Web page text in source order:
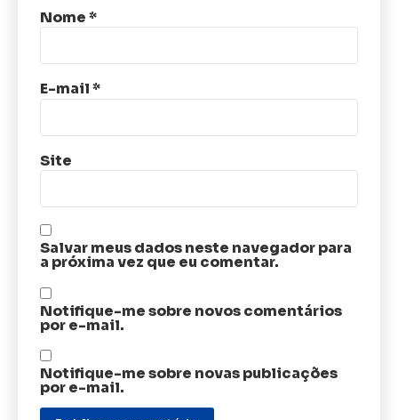
Nome*
E-mail*
Site
Salvar meus dados neste navegador para
a próxima vez que eu comentar.
Notifique-me sobre novos comentários
por e-mail.
Notifique-me sobre novas publicações
por e-mail.